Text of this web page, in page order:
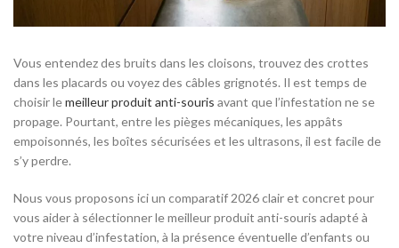
Vous entendez des bruits dans les cloisons, trouvez des crottes
dans les placards ou voyez des câbles grignotés. Il est temps de
choisir lemeilleur produit anti-souris avant que l’infestation ne se
propage. Pourtant, entre les pièges mécaniques, les appâts
empoisonnés, les boîtes sécurisées et les ultrasons, il est facile de
s’y perdre.
Nous vous proposons ici un comparatif 2026 clair et concret pour
vous aider à sélectionner le meilleur produit anti-souris adapté à
votre niveau d’infestation, à la présence éventuelle d’enfants ou